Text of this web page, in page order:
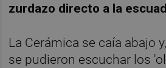
zurdazo directo a la
La Cerámica se caía abajo
se pudieron escuchar los